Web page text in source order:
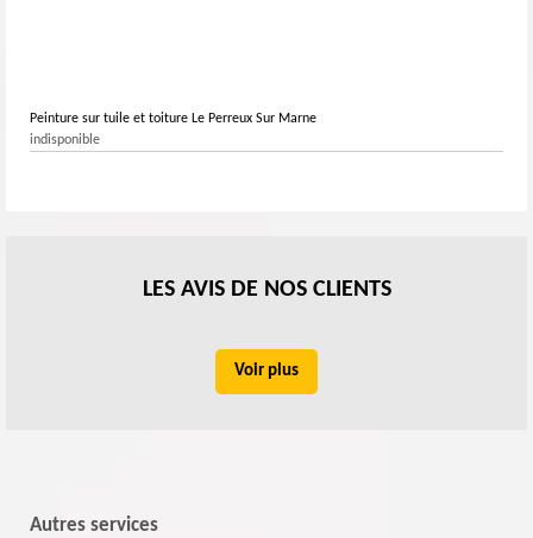
Peinture sur tuile et toiture Le Perreux Sur Marne
indisponible
LES AVIS DE NOS CLIENTS
Voir plus
Autres services